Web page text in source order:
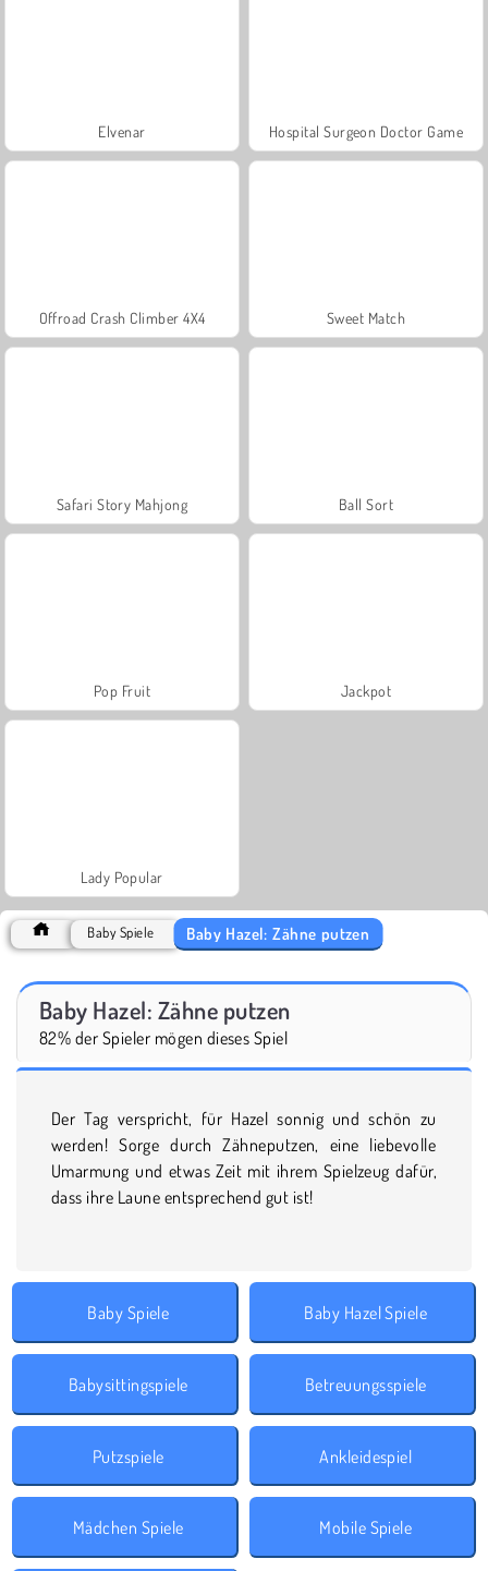
Elvenar Hospital Surgeon Doctor Game
Offroad Crash Climber 4X4 Sweet Match
Safari Story Mahjong Ball Sort
Pop Fruit Jackpot
Lady Popular
Baby Spiele Baby Hazel: Zähne putzen
Baby Hazel: Zähne putzen
82% der Spieler mögen dieses Spiel
Der Tag verspricht, für Hazel sonnig und schön zu
werden! Sorge durch Zähneputzen, eine liebevolle
Umarmung und etwas Zeit mit ihrem Spielzeug dafür,
dass ihre Laune entsprechend gut ist!
Baby Spiele Baby Hazel Spiele
Babysittingspiele Betreuungsspiele
Putzspiele Ankleidespiel
Mädchen Spiele Mobile Spiele